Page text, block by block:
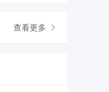
查看更多